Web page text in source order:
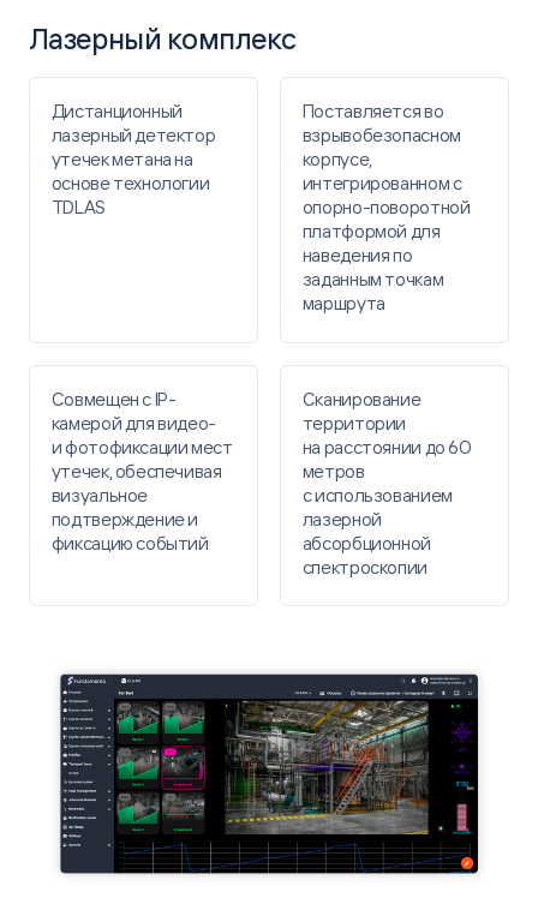
Лазерный комплекс
Дистанционный
лазерный детектор
утечек метана на
основе технологии
TDLAS
Поставляется во
взрывобезопасном
корпусе,
интегрированном с
опорно-поворотной
платформой для
наведения по
заданным точкам
маршрута
Совмещен с IP-
камерой для видео-
и фотофиксации мест
утечек, обеспечивая
визуальное
подтверждение и
фиксацию событий
Сканирование
территории
на расстоянии до 60
метров
с использованием
лазерной
абсорбционной
спектроскопии